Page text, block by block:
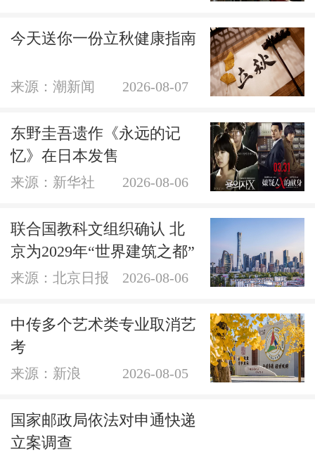
今天送你一份立秋健康指南
来源：潮新闻 2026-08-07
东野圭吾遗作《永远的记
忆》在日本发售
来源：新华社 2026-08-06
联合国教科文组织确认 北
京为2029年“世界建筑之都”
来源：北京日报 2026-08-06
中传多个艺术类专业取消艺
考
来源：新浪 2026-08-05
国家邮政局依法对申通快递
立案调查